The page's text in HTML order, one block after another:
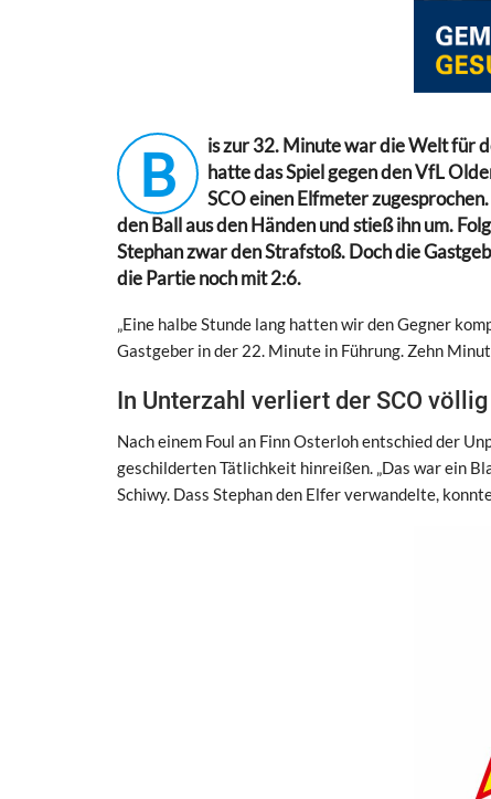
B
is zur 32. Minute war die Welt für
hatte das Spiel gegen den VfL
SCO einen Elfmeter
den Ball aus den Händen und stieß ihn um.
Stephan zwar den Strafstoß. Doch die
die Partie noch mit 2:6.
„Eine halbe Stunde lang hatten wir den Gegner
Gastgeber in der 22. Minute in Führung. Zehn
In Unterzahl verliert der SCO völlig
Nach einem Foul an Finn Osterloh entschied der
geschilderten Tätlichkeit hinreißen. „Das war ein
Schiwy. Dass Stephan den Elfer verwandelte,